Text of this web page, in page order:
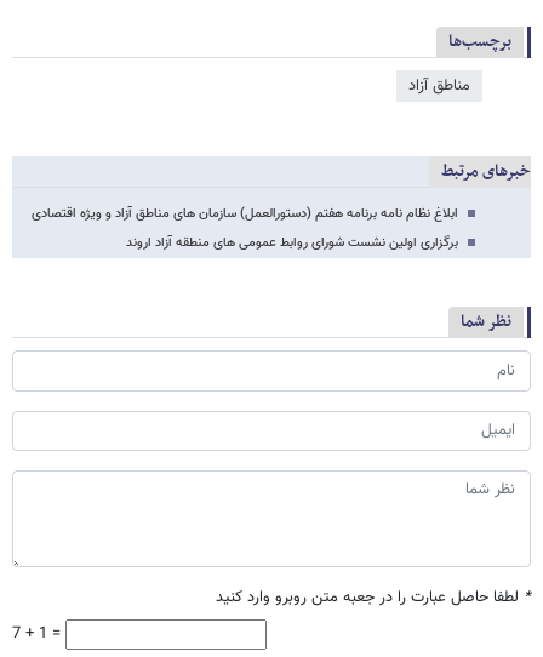
برچسب‌ها
مناطق آزاد
خبرهای مرتبط
ابلاغ نظام نامه برنامه هفتم (دستورالعمل) سازمان های مناطق آزاد و ویژه اقتصادی
برگزاری اولین نشست شورای روابط عمومی های منطقه آزاد اروند
نظر شما
* لطفا حاصل عبارت را در جعبه متن روبرو وارد کنید
7 + 1 =